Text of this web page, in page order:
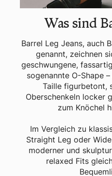
Was sind
Barrel Leg Jeans, auch
genannt, zeichnen
geschwungene,
sogenannte O-Shape
Taille figurbetont,
Oberschenkeln locker
zum Knöchel
Im Vergleich zu
Straight Leg oder
moderner und
relaxed Fits